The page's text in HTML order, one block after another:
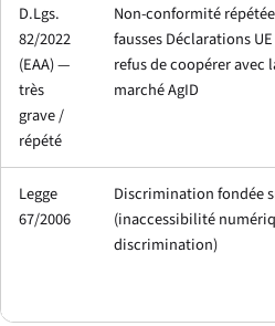
D.Lgs.
82/2022
(EAA) —
très
grave /
répété
Non-conformité
fausses Déclarations
refus de coopérer avec
marché AgID
Legge
67/2006
Discrimination fondée
(inaccessibilité
discrimination)